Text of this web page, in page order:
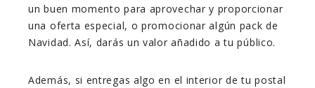
un buen momento para aprovechar y proporcionar
una oferta especial, o promocionar algún pack de
Navidad. Así, darás un valor añadido a tu público.
Además, si entregas algo en el interior de tu postal